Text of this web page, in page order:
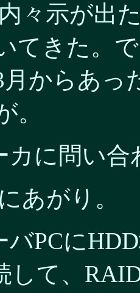
々示が出
てきた。
月からあっ
。
カに問い
あがり。
バPCに
して、